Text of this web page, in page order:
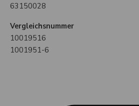
63150028
Vergleichsnummer
10019516
1001951-6